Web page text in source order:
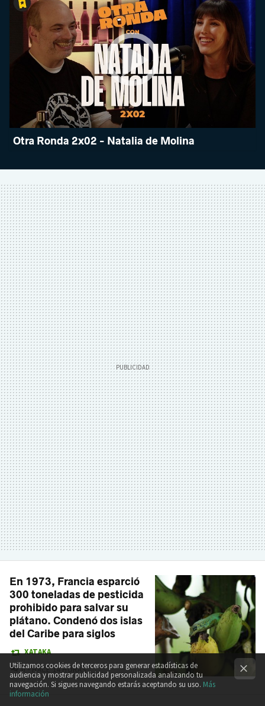
Otra Ronda 2x02 - Natalia de Molina
En 1973, Francia esparció
300 toneladas de pesticida
prohibido para salvar su
plátano. Condenó dos islas
del Caribe para siglos
XATAKA
0COMENTARIOS
HACE 14 HORAS
Utilizamos cookies de terceros para generar estadísticas de
audiencia y mostrar publicidad personalizada analizando tu
navegación. Si sigues navegando estarás aceptando su uso. Más
información